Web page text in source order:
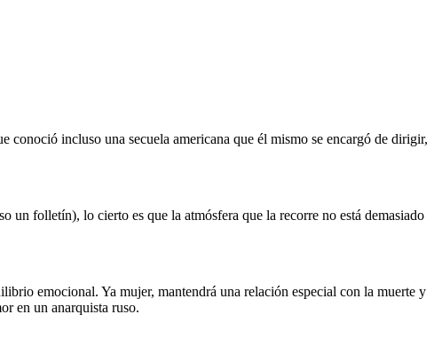
conoció incluso una secuela americana que él mismo se encargó de dirigir,
un folletín), lo cierto es que la atmósfera que la recorre no está demasiado
emocional. Ya mujer, mantendrá una relación especial con la muerte y
en un anarquista ruso.